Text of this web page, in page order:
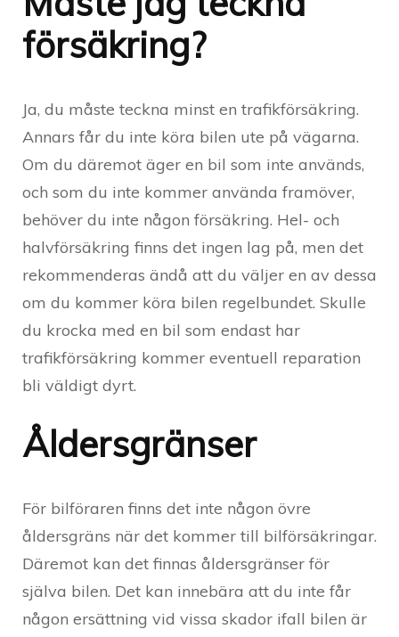
försäkring?
Ja, du måste teckna minst en trafikförsäkring.
Annars får du inte köra bilen ute på vägarna.
Om du däremot äger en bil som inte används,
och som du inte kommer använda framöver,
behöver du inte någon försäkring. Hel- och
halvförsäkring finns det ingen lag på, men det
rekommenderas ändå att du väljer en av dessa
om du kommer köra bilen regelbundet. Skulle
du krocka med en bil som endast har
trafikförsäkring kommer eventuell reparation
bli väldigt dyrt.
Åldersgränser
För bilföraren finns det inte någon övre
åldersgräns när det kommer till bilförsäkringar.
Däremot kan det finnas åldersgränser för
själva bilen. Det kan innebära att du inte får
någon ersättning vid vissa skador ifall bilen är